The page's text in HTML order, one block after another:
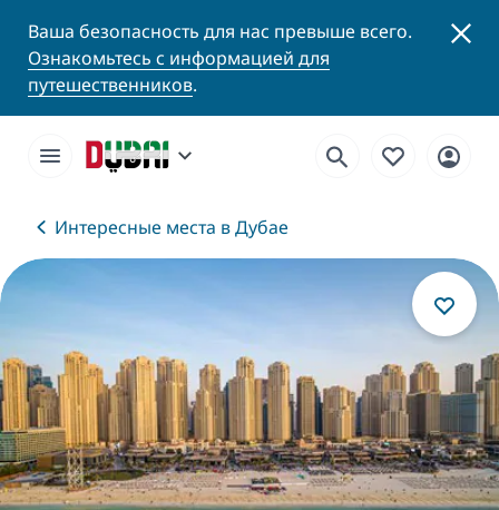
Ваша безопасность для нас превыше всего.
Ознакомьтесь с информацией для
путешественников.
Интересные места в Дубае